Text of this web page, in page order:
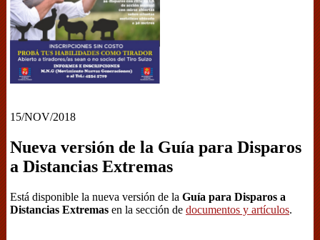
15/NOV/2018
Nueva versión de la Guía para Disparos
a Distancias Extremas
Está disponible la nueva versión de la Guía para Disparos a
Distancias Extremas en la sección de documentos y artículos.